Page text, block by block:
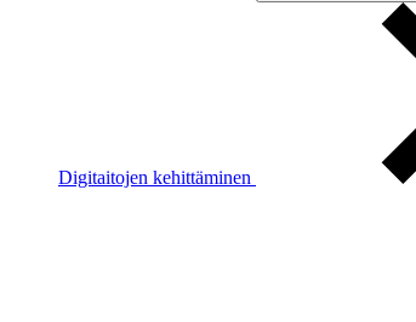
Digitaitojen kehittäminen